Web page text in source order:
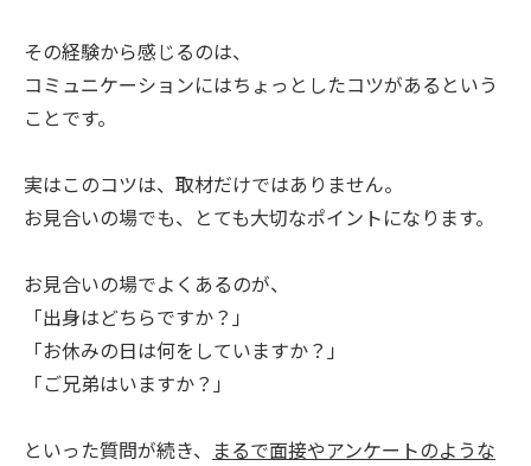
その経験から感じるのは、
コミュニケーションにはちょっとしたコツがあるという
ことです。
実はこのコツは、取材だけではありません。
お見合いの場でも、とても大切なポイントになります。
お見合いの場でよくあるのが、
「出身はどちらですか？」
「お休みの日は何をしていますか？」
「ご兄弟はいますか？」
といった質問が続き、 まるで面接やアンケートのような